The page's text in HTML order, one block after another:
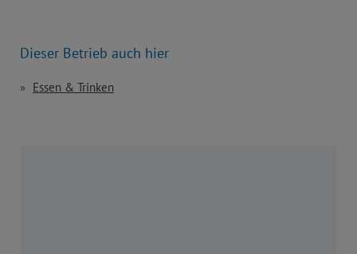
Dieser Betrieb auch hier
Essen & Trinken